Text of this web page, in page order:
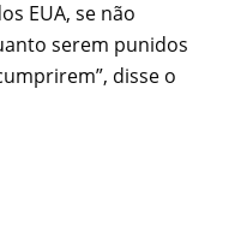
EUA, se não
serem punidos
disse o